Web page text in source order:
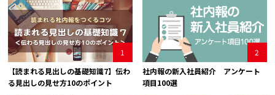
1
【読まれる見出しの基礎知識7】伝わ
る見出しの見せ方10のポイント
2
社内報の新入社員紹介 アンケート
項目100選